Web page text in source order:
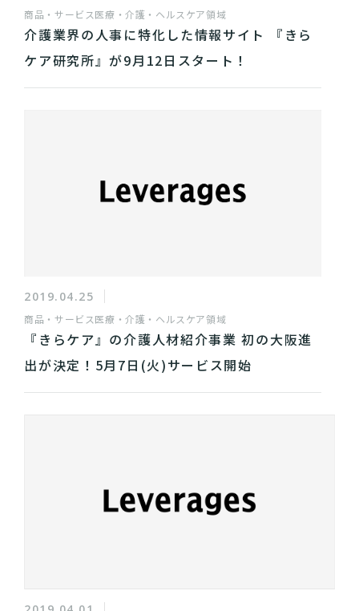
商品・サービス医療・介護・ヘルスケア領域
介護業界の人事に特化した情報サイト 『きら
ケア研究所』が9月12日スタート！
2019.04.25
商品・サービス医療・介護・ヘルスケア領域
『きらケア』の介護人材紹介事業 初の大阪進
出が決定！5月7日(火)サービス開始